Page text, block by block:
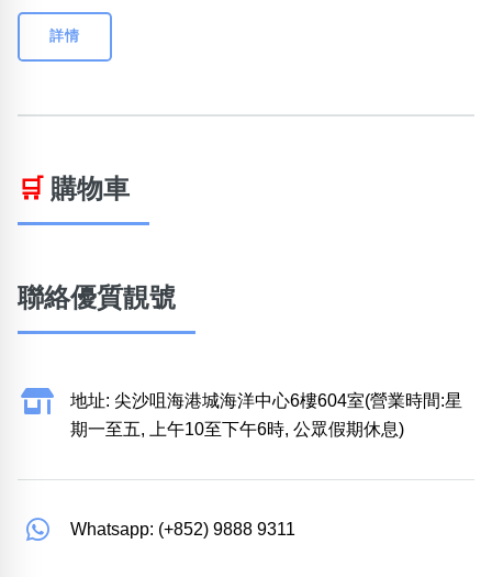
詳情
🛒 購物車
聯絡優質靚號
地址: 尖沙咀海港城海洋中心6樓604室(營業時間:星
期一至五, 上午10至下午6時, 公眾假期休息)
Whatsapp: (+852) 9888 9311